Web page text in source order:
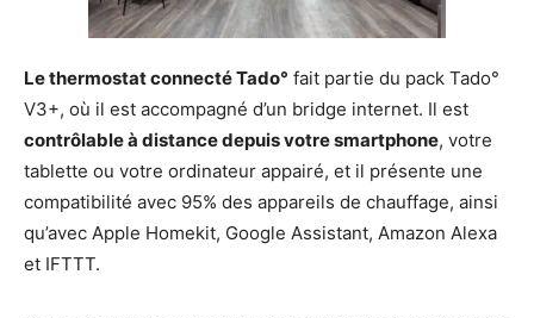
Le thermostat connecté Tado° fait partie du pack Tado°
V3+, où il est accompagné d’un bridge internet. Il est
contrôlable à distance depuis votre smartphone, votre
tablette ou votre ordinateur appairé, et il présente une
compatibilité avec 95% des appareils de chauffage, ainsi
qu’avec Apple Homekit, Google Assistant, Amazon Alexa
et IFTTT.